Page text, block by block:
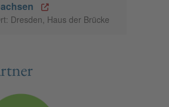
Dresden, Haus der Brücke